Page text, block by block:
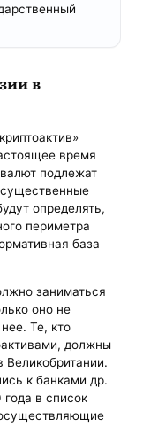
в
время
подлежат
определять,
периметра
база
заниматься
оно не
Те, кто
должны
Великобритании.
к банками др.
в список